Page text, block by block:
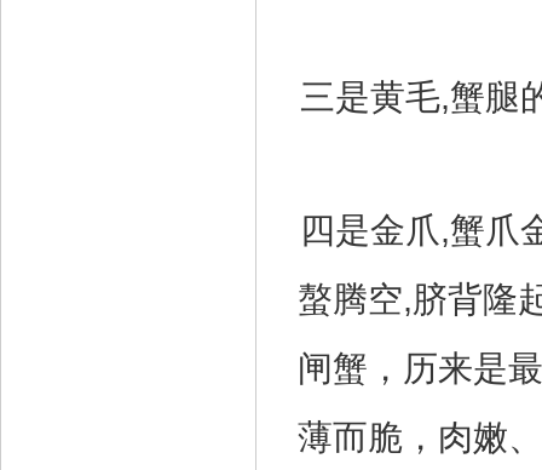
三是黄毛,蟹腿
四是金爪,蟹爪
螯腾空,脐背隆
闸蟹，历来是
薄而脆，肉嫩